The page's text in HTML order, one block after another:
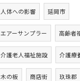
人体への影響 延岡市
エアーサンプラー 高齢者
介護老人福祉施設 介護療
木の板 商店街 玖珠郡